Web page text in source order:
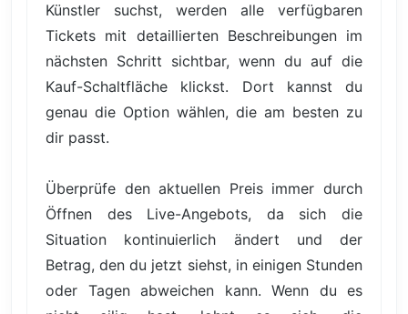
Künstler suchst, werden alle verfügbaren
Tickets mit detaillierten Beschreibungen im
nächsten Schritt sichtbar, wenn du auf die
Kauf-Schaltfläche klickst. Dort kannst du
genau die Option wählen, die am besten zu
dir passt.
Überprüfe den aktuellen Preis immer durch
Öffnen des Live-Angebots, da sich die
Situation kontinuierlich ändert und der
Betrag, den du jetzt siehst, in einigen Stunden
oder Tagen abweichen kann. Wenn du es